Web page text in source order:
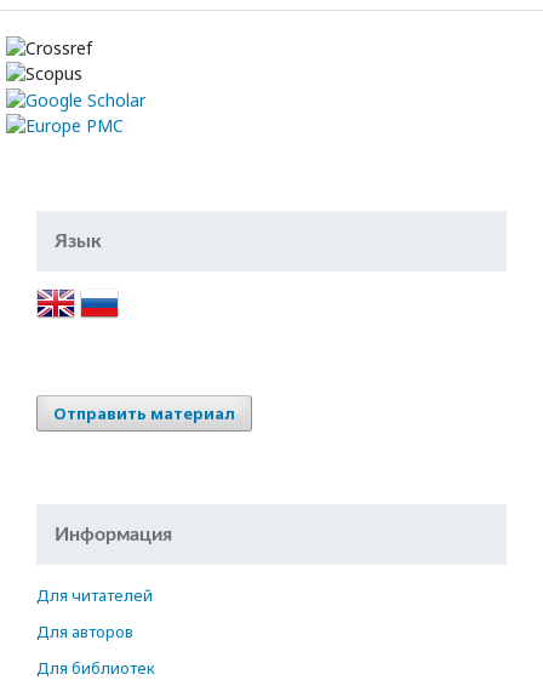
Язык
Отправить материал
Информация
Для читателей
Для авторов
Для библиотек